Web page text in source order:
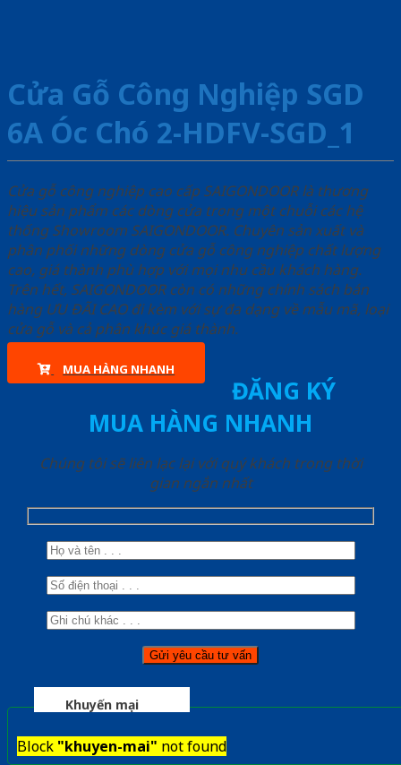
Cửa Gỗ Công Nghiệp SGD
6A Óc Chó 2-HDFV-SGD_1
Cửa gỗ công nghiệp cao cấp SAIGONDOOR là thương
hiệu sản phẩm các dòng cửa trong một chuỗi các hệ
thống Showroom SAIGONDOOR. Chuyên sản xuất và
phân phối những dòng cửa gỗ công nghiệp chất lượng
cao, giá thành phù hợp với mọi nhu cầu khách hàng.
Trên hết, SAIGONDOOR còn có những chính sách bán
hàng ƯU ĐÃI CAO đi kèm với sự đa dạng về mẫu mã, loại
cửa gỗ và cả phân khúc giá thành.
MUA HÀNG NHANH
ĐĂNG KÝ
MUA HÀNG NHANH
Chúng tôi sẽ liên lạc lại với quý khách trong thời
gian ngắn nhất
Khuyến mại
Block "khuyen-mai" not found